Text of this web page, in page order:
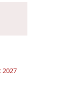
2027